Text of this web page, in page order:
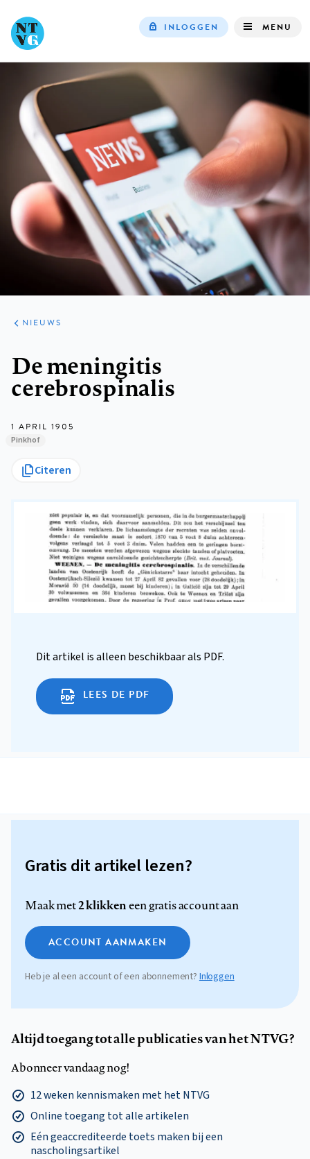
INLOGGEN MENU
ARTIKELEN
HET
KORT
NIEUWS
De meningitis
cerebrospinalis
1 APRIL 1905
Pinkhof
Citeren
Dit artikel is alleen beschikbaar als PDF.
LEES DE PDF
Gratis dit artikel lezen?
Maak met2 klikkeneen gratis account aan
ACCOUNT AANMAKEN
Heb je al een account of een abonnement? Inloggen
Altijd toegang tot alle publicaties van het NTVG?
Abonneer vandaag nog!
12 weken kennismaken met het NTVG
Online toegang tot alle artikelen
Eén geaccrediteerde toets maken bij een
nascholingsartikel